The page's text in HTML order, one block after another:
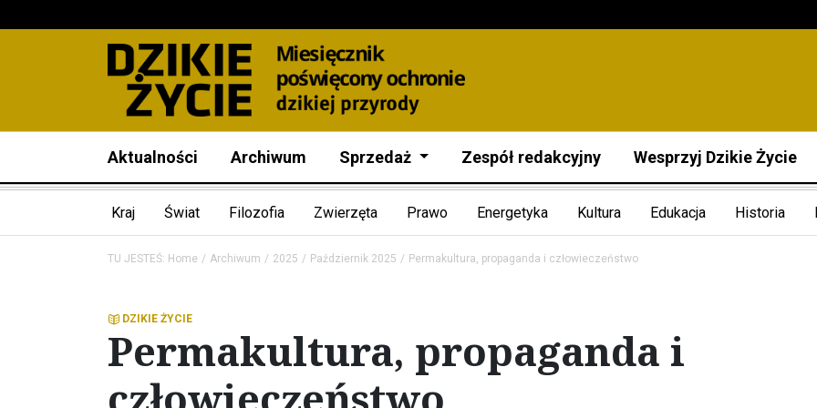
Aktualności Archiwum Sprzedaż Zespół redakcyjny Wesprzyj Dzikie Życie
Kraj Świat Filozofia Zwierzęta Prawo Energetyka Kultura Edukacja Historia
TU JESTEŚ: Home Archiwum 2025 Październik 2025 Permakultura, propaganda i człowieczeństwo
DZIKIE ŻYCIE
Permakultura, propaganda i